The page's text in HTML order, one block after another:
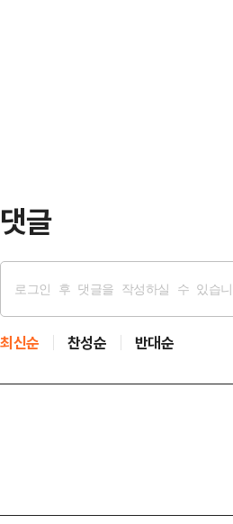
댓글
최신순 찬성순 반대순